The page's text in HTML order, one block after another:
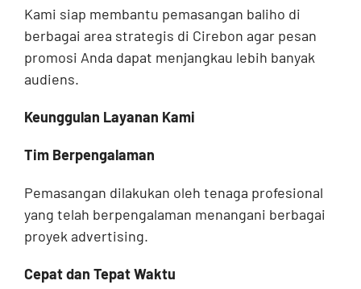
Kami siap membantu pemasangan baliho di
berbagai area strategis di Cirebon agar pesan
promosi Anda dapat menjangkau lebih banyak
audiens.
Keunggulan Layanan Kami
Tim Berpengalaman
Pemasangan dilakukan oleh tenaga profesional
yang telah berpengalaman menangani berbagai
proyek advertising.
Cepat dan Tepat Waktu